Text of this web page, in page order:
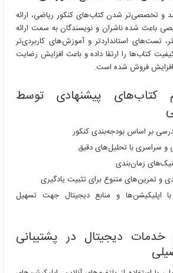
و تخصصی‌تر شدن کتاب‌های کنکور ریاضی، ارائه
باعث شده ناشران و نویسندگان به سمت ارائه
تست‌های استانداردتر و آموزش‌های کاربردی‌تر
کتاب‌ها را ارتقا داده و باعث افزایش رضایت
افزایش فروش شده است.
کتاب‌های پیشنهادی توسط
بر اساس بودجه‌بندی کنکور
سراسری با تحلیل‌های دقیق
زمان‌بندی
و تمرین‌های متنوع برای تثبیت یادگیری
اپلیکیشن‌ها و منابع دیجیتال جهت تسهیل
دیجیتال در پشتیبانی